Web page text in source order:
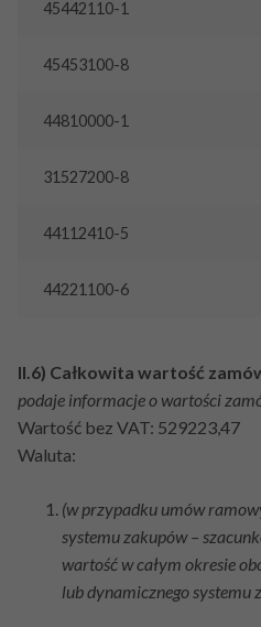
45442110-1
45453100-8
44810000-1
31527200-8
44112410-5
44221100-6
II.6) Całkowita wartość
podaje informacje o wartości
Wartość bez VAT: 529223,47
Waluta:
(w przypadku umów
systemu zakupów –
wartość w całym okresie
lub dynamicznego systemu